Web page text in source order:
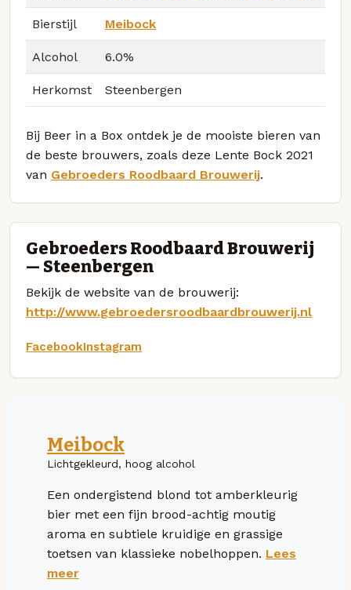
Bierstijl Meibock
Alcohol 6.0%
Herkomst Steenbergen
Bij Beer in a Box ontdek je de mooiste bieren van
de beste brouwers, zoals deze Lente Bock 2021
van Gebroeders Roodbaard Brouwerij.
Gebroeders Roodbaard Brouwerij
— Steenbergen
Bekijk de website van de brouwerij:
http://www.gebroedersroodbaardbrouwerij.nl
FacebookInstagram
Meibock
Lichtgekleurd, hoog alcohol
Een ondergistend blond tot amberkleurig
bier met een fijn brood-achtig moutig
aroma en subtiele kruidige en grassige
toetsen van klassieke nobelhoppen. Lees
meer